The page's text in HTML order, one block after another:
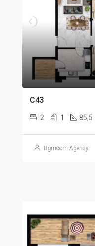
C43
2 1 85,5
Bgmcom Agency